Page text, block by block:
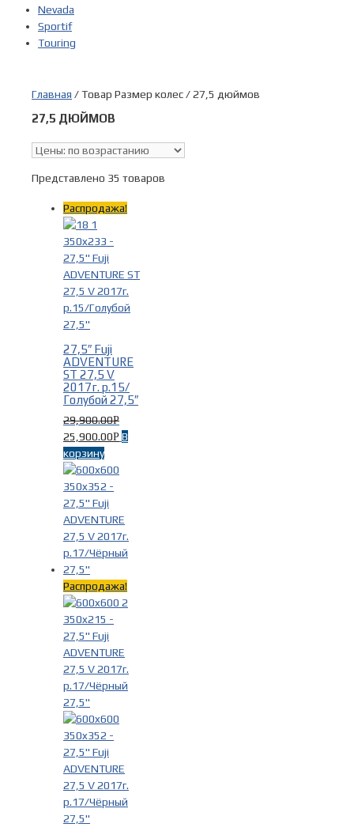
Nevada
Sportif
Touring
Главная / Товар Размер колес / 27,5 дюймов
27,5 ДЮЙМОВ
В наличии
Горные велосипеды
Fuji(35)
Adventure
Представлено 35 товаров
Распродажа!
27,5″ Fuji
ADVENTURE
ST 27,5 V
2017г. р.15/
Голубой 27,5″
29,900.00Р
25,900.00Р В
корзину
Распродажа!